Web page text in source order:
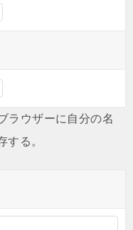
ラウザーに自分の名
する。